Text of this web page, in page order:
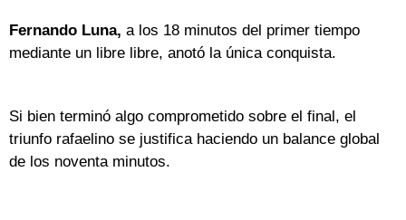
Fernando Luna, a los 18 minutos del primer tiempo
mediante un libre libre, anotó la única conquista.
Si bien terminó algo comprometido sobre el final, el
triunfo rafaelino se justifica haciendo un balance global
de los noventa minutos.